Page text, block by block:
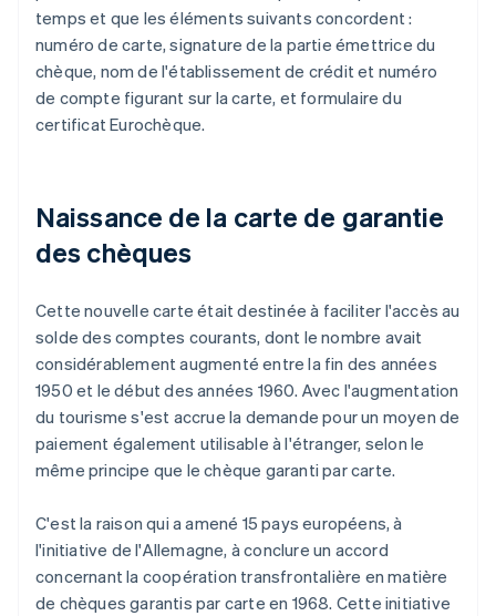
temps et que les éléments suivants concordent :
numéro de carte, signature de la partie émettrice du
chèque, nom de l'établissement de crédit et numéro
de compte figurant sur la carte, et formulaire du
certificat Eurochèque.
Naissance de la carte de garantie
des chèques
Cette nouvelle carte était destinée à faciliter l'accès au
solde des comptes courants, dont le nombre avait
considérablement augmenté entre la fin des années
1950 et le début des années 1960. Avec l'augmentation
du tourisme s'est accrue la demande pour un moyen de
paiement également utilisable à l'étranger, selon le
même principe que le chèque garanti par carte.
C'est la raison qui a amené 15 pays européens, à
l'initiative de l'Allemagne, à conclure un accord
concernant la coopération transfrontalière en matière
de chèques garantis par carte en 1968. Cette initiative